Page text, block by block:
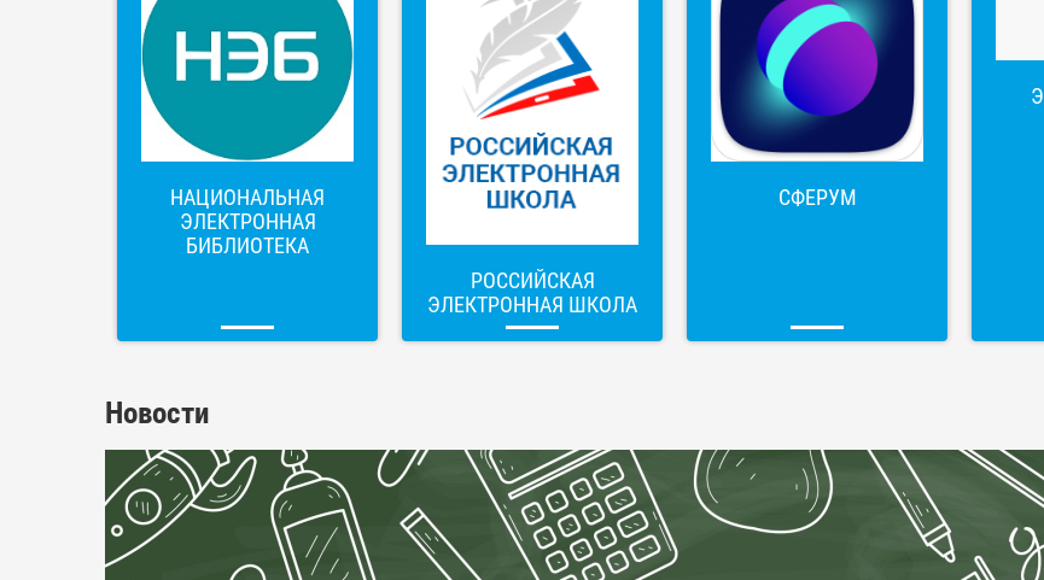
НАЦИОНАЛЬНАЯ
ЭЛЕКТРОННАЯ
БИБЛИОТЕКА
РОССИЙСКАЯ
ЭЛЕКТРОННАЯ ШКОЛА
СФЕРУМ
Новости